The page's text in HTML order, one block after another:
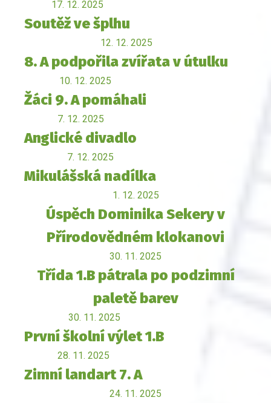
17. 12. 2025
Soutěž ve šplhu
12. 12. 2025
8. A podpořila zvířata v útulku
10. 12. 2025
Žáci 9. A pomáhali
7. 12. 2025
Anglické divadlo
7. 12. 2025
Mikulášská nadílka
1. 12. 2025
Úspěch Dominika Sekery v
Přírodovědném klokanovi
30. 11. 2025
Třída 1.B pátrala po podzimní
paletě barev
30. 11. 2025
První školní výlet 1.B
28. 11. 2025
Zimní landart 7. A
24. 11. 2025